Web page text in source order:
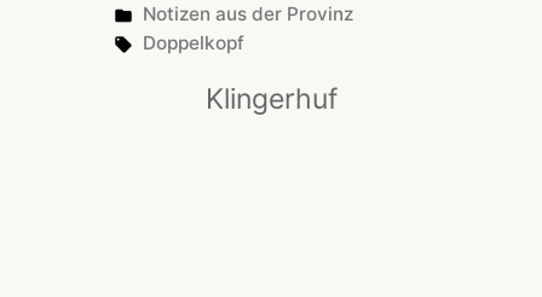
Posted
in
Notizen aus der Provinz
Tags:
Doppelkopf
Klingerhuf